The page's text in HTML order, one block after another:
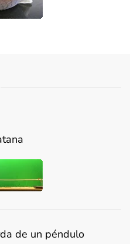
de un péndulo